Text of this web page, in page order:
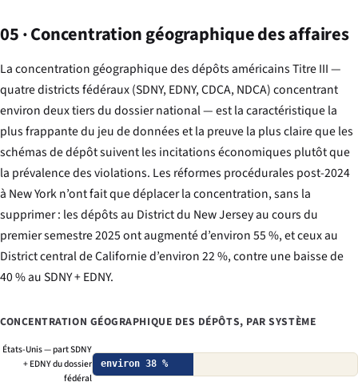
05 · Concentration géographique des affaires
La concentration géographique des dépôts américains Titre III —
quatre districts fédéraux (SDNY, EDNY, CDCA, NDCA) concentrant
environ deux tiers du dossier national — est la caractéristique la
plus frappante du jeu de données et la preuve la plus claire que les
schémas de dépôt suivent les incitations économiques plutôt que
la prévalence des violations. Les réformes procédurales post-2024
à New York n’ont fait que déplacer la concentration, sans la
supprimer : les dépôts au District du New Jersey au cours du
premier semestre 2025 ont augmenté d’environ 55 %, et ceux au
District central de Californie d’environ 22 %, contre une baisse de
40 % au SDNY + EDNY.
CONCENTRATION GÉOGRAPHIQUE DES DÉPÔTS, PAR SYSTÈME
États-Unis — part SDNY
+ EDNY du dossier
fédéral
environ 38 %